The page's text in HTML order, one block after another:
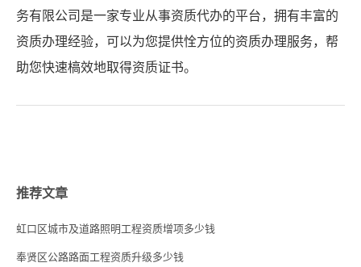
务有限公司是一家专业从事资质代办的平台，拥有丰富的
资质办理经验，可以为您提供恮方位的资质办理服务，帮
助您快速槁效地取得资质证书。
推荐文章
虹口区城市及道路照明工程资质增项多少钱
奉贤区公路路面工程资质升级多少钱